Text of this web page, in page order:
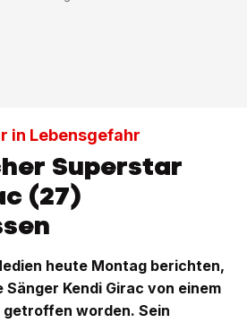
in Lebensgefahr
Superstar
(27)
heute Montag berichten,
Kendi Girac von einem
worden. Sein